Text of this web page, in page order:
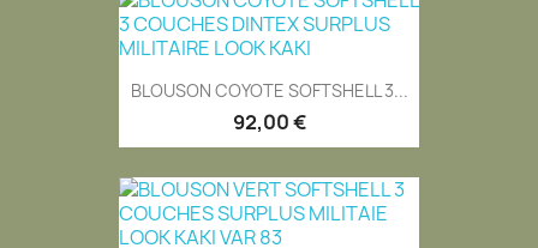
BLOUSON COYOTE SOFTSHELL 3...
92,00 €